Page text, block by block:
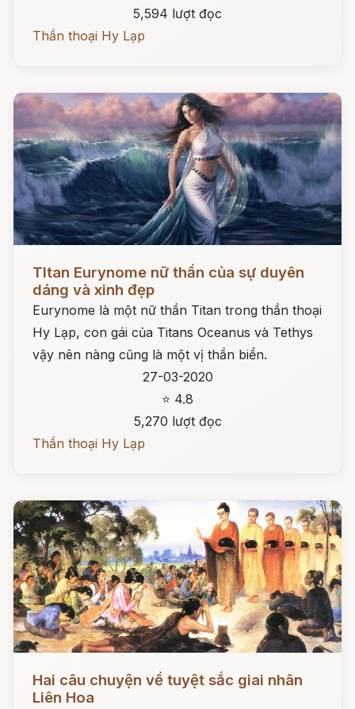
5,594 lượt đọc
Thần thoại Hy Lạp
TItan Eurynome nữ thần của sự duyên
dáng và xinh đẹp
Eurynome là một nữ thần Titan trong thần thoại
Hy Lạp, con gái của Titans Oceanus và Tethys
vậy nên nàng cũng là một vị thần biển.
27-03-2020
⭐ 4.8
5,270 lượt đọc
Thần thoại Hy Lạp
Hai câu chuyện về tuyệt sắc giai nhân
Liên Hoa